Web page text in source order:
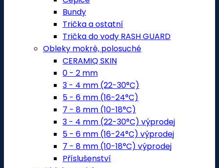
Bundy
Trička a ostatní
Trička do vody RASH GUARD
Obleky mokré, polosuché
CERAMIQ SKIN
0 - 2 mm
3 - 4 mm (22-30°C)
5 - 6 mm (16-24°C)
7 - 8 mm (10-18°C)
3 - 4 mm (22-30°C) výprodej
5 - 6 mm (16-24°C) výprodej
7 - 8 mm (10-18°C) výprodej
Příslušenství